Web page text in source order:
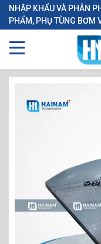
NHẬP KHẨU VÀ PHÂN
PHẨM, PHỤ TÙNG BƠM